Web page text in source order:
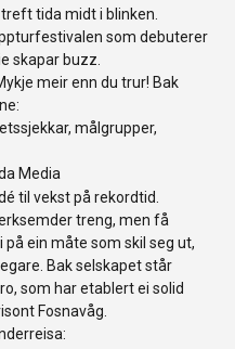
tida midt i blinken.
som debuterer
skapar buzz.
meir enn du trur! Bak
målgrupper,
Media
til vekst på rekordtid.
treng, men få
ein måte som skil seg ut,
Bak selskapet står
som har etablert ei solid
Fosnavåg.